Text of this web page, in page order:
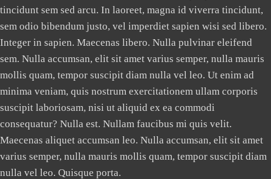
tincidunt sem sed arcu. In laoreet, magna id viverra tincidunt,
sem odio bibendum justo, vel imperdiet sapien wisi sed libero.
Integer in sapien. Maecenas libero. Nulla pulvinar eleifend
sem. Nulla accumsan, elit sit amet varius semper, nulla mauris
mollis quam, tempor suscipit diam nulla vel leo. Ut enim ad
minima veniam, quis nostrum exercitationem ullam corporis
suscipit laboriosam, nisi ut aliquid ex ea commodi
consequatur? Nulla est. Nullam faucibus mi quis velit.
Maecenas aliquet accumsan leo. Nulla accumsan, elit sit amet
varius semper, nulla mauris mollis quam, tempor suscipit diam
nulla vel leo. Quisque porta.